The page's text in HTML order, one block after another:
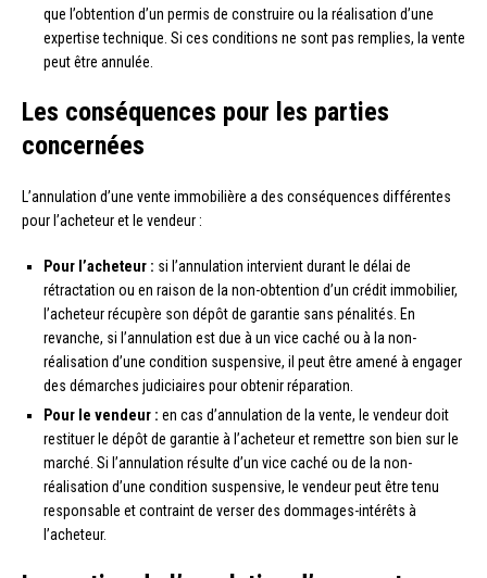
que l’obtention d’un permis de construire ou la réalisation d’une
expertise technique. Si ces conditions ne sont pas remplies, la vente
peut être annulée.
Les conséquences pour les parties
concernées
L’annulation d’une vente immobilière a des conséquences différentes
pour l’acheteur et le vendeur :
Pour l’acheteur : si l’annulation intervient durant le délai de
rétractation ou en raison de la non-obtention d’un crédit immobilier,
l’acheteur récupère son dépôt de garantie sans pénalités. En
revanche, si l’annulation est due à un vice caché ou à la non-
réalisation d’une condition suspensive, il peut être amené à engager
des démarches judiciaires pour obtenir réparation.
Pour le vendeur : en cas d’annulation de la vente, le vendeur doit
restituer le dépôt de garantie à l’acheteur et remettre son bien sur le
marché. Si l’annulation résulte d’un vice caché ou de la non-
réalisation d’une condition suspensive, le vendeur peut être tenu
responsable et contraint de verser des dommages-intérêts à
l’acheteur.